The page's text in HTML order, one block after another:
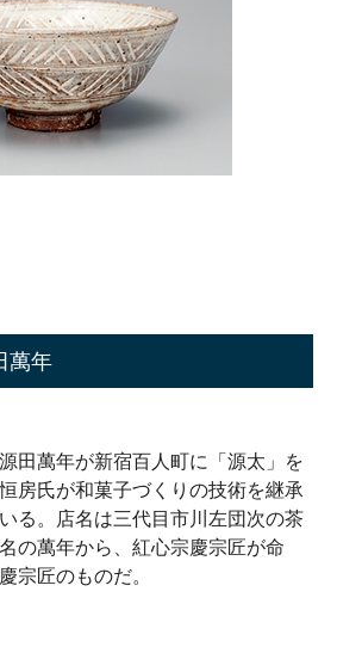
萬年
田萬年が新宿百人町に「源太」を
房氏が和菓子づくりの技術を継承
る。店名は三代目市川左団次の茶
の萬年から、紅心宗慶宗匠が命
宗匠のものだ。